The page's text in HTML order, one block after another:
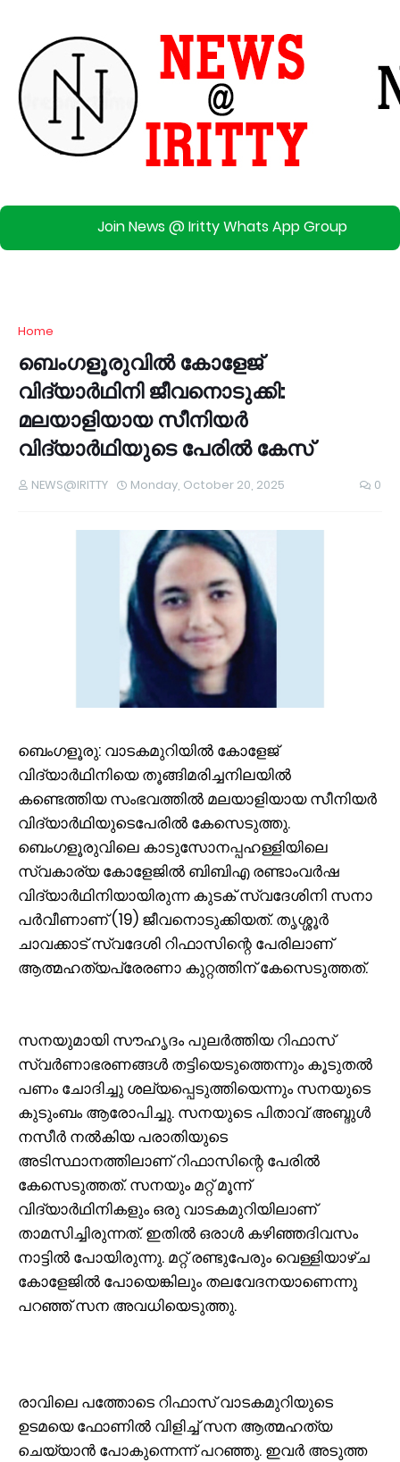
Join News @ Iritty Whats App Group
Home
ബെംഗളൂരുവിൽ കോളേജ്
വിദ്യാർഥിനി ജീവനൊടുക്കി:
മലയാളിയായ സീനിയർ
വിദ്യാർഥിയുടെ പേരിൽ കേസ്
NEWS@IRITTY Monday, October 20, 2025 0
ബെംഗളൂരു: വാടകമുറിയിൽ കോളേജ്
വിദ്യാർഥിനിയെ തൂങ്ങിമരിച്ചനിലയിൽ
കണ്ടെത്തിയ സംഭവത്തിൽ മലയാളിയായ സീനിയർ
വിദ്യാർഥിയുടെപേരിൽ കേസെടുത്തു.
ബെംഗളൂരുവിലെ കാടുസോനപ്പഹള്ളിയിലെ
സ്വകാര്യ കോളേജിൽ ബിബിഎ രണ്ടാംവർഷ
വിദ്യാർഥിനിയായിരുന്ന കുടക്‌ സ്വദേശിനി സനാ
പർവീണാണ് (19) ജീവനൊടുക്കിയത്. തൃശ്ശൂർ
ചാവക്കാട് സ്വദേശി റിഫാസിന്റെ പേരിലാണ്
ആത്മഹത്യപ്രേരണാ കുറ്റത്തിന് കേസെടുത്തത്.
സനയുമായി സൗഹൃദം പുലർത്തിയ റിഫാസ്
സ്വർണാഭരണങ്ങൾ തട്ടിയെടുത്തെന്നും കൂടുതൽ
പണം ചോദിച്ചു ശല്യപ്പെടുത്തിയെന്നും സനയുടെ
കുടുംബം ആരോപിച്ചു. സനയുടെ പിതാവ് അബ്ദുൾ
നസീർ നൽകിയ പരാതിയുടെ
അടിസ്ഥാനത്തിലാണ് റിഫാസിന്റെ പേരിൽ
കേസെടുത്തത്. സനയും മറ്റ് മൂന്ന്
വിദ്യാർഥിനികളും ഒരു വാടകമുറിയിലാണ്
താമസിച്ചിരുന്നത്. ഇതിൽ ഒരാൾ കഴിഞ്ഞദിവസം
നാട്ടിൽ പോയിരുന്നു. മറ്റ് രണ്ടുപേരും വെള്ളിയാഴ്ച
കോളേജിൽ പോയെങ്കിലും തലവേദനയാണെന്നു
പറഞ്ഞ്‌ സന അവധിയെടുത്തു.
രാവിലെ പത്തോടെ റിഫാസ് വാടകമുറിയുടെ
ഉടമയെ ഫോണിൽ വിളിച്ച് സന ആത്മഹത്യ
ചെയ്യാൻ പോകുന്നെന്ന് പറഞ്ഞു. ഇവർ അടുത്ത